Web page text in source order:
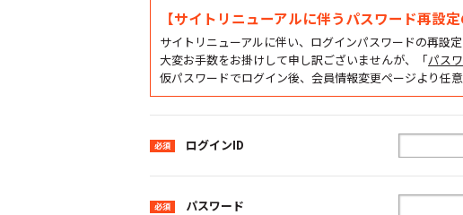
【サイトリニューアルに伴うパスワード再設定
サイトリニューアルに伴い、ログインパスワードの再設
大変お手数をお掛けして申し訳ございませんが、「パス
仮パスワードでログイン後、会員情報変更ページより任
ログインID
パスワード